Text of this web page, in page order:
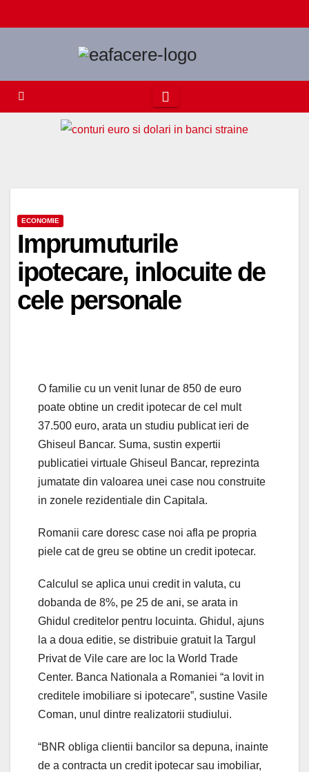
to
ECONOMIE
Imprumuturile
ipotecare, inlocuite de
cele personale
O familie cu un venit lunar de 850 de euro
poate obtine un credit ipotecar de cel mult
37.500 euro, arata un studiu publicat ieri de
Ghiseul Bancar. Suma, sustin expertii
publicatiei virtuale Ghiseul Bancar, reprezinta
jumatate din valoarea unei case nou construite
in zonele rezidentiale din Capitala.
Romanii care doresc case noi afla pe propria
piele cat de greu se obtine un credit ipotecar.
Calculul se aplica unui credit in valuta, cu
dobanda de 8%, pe 25 de ani, se arata in
Ghidul creditelor pentru locuinta. Ghidul, ajuns
la a doua editie, se distribuie gratuit la Targul
Privat de Vile care are loc la World Trade
Center. Banca Nationala a Romaniei “a lovit in
creditele imobiliare si ipotecare”, sustine Vasile
Coman, unul dintre realizatorii studiului.
“BNR obliga clientii bancilor sa depuna, inainte
de a contracta un credit ipotecar sau imobiliar,